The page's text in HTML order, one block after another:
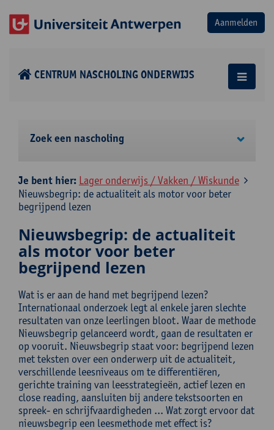
CENTRUM NASCHOLING ONDERWIJS
Zoek een nascholing
Je bent hier: Lager onderwijs / Vakken / Wiskunde
Nieuwsbegrip: de actualiteit als motor voor beter
begrijpend lezen
Nieuwsbegrip: de actualiteit
als motor voor beter
begrijpend lezen
Wat is er aan de hand met begrijpend lezen?
Internationaal onderzoek legt al enkele jaren slechte
resultaten van onze leerlingen bloot. Waar de methode
Nieuwsbegrip gelanceerd wordt, gaan de resultaten er
op vooruit. Nieuwsbegrip staat voor: begrijpend lezen
met teksten over een onderwerp uit de actualiteit,
verschillende leesniveaus om te differentiëren,
gerichte training van leesstrategieën, actief lezen en
close reading, aansluiten bij andere tekstsoorten en
spreek- en schrijfvaardigheden ... Wat zorgt ervoor dat
nieuwsbegrip een leesmethode met effect is?